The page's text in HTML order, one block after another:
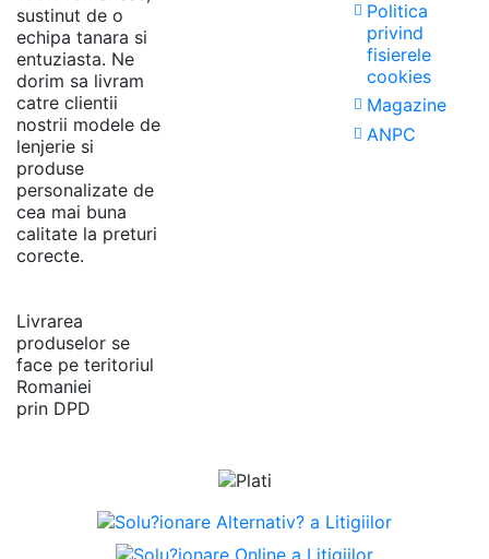
sustinut de o
echipa tanara si
entuziasta. Ne
dorim sa livram
catre clientii
nostrii modele de
lenjerie si
produse
personalizate de
cea mai buna
calitate la preturi
corecte.
Livrarea
produselor se
face pe teritoriul
Romaniei
prin DPD
Politica
privind
fisierele
cookies
Magazine
ANPC